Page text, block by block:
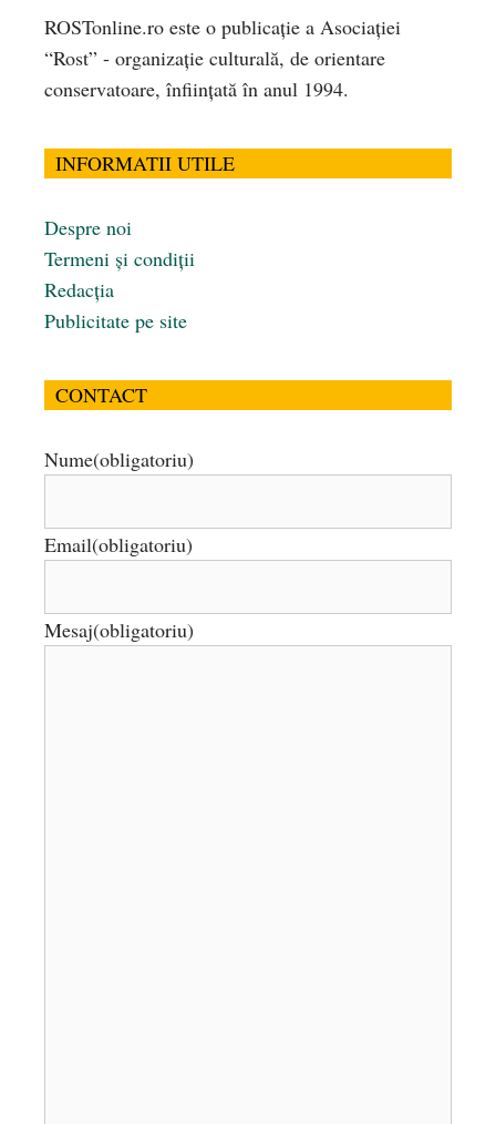
ROSTonline.ro este o publicaţie a Asociaţiei
“Rost” - organizaţie culturală, de orientare
conservatoare, înfiinţată în anul 1994.
INFORMATII UTILE
Despre noi
Termeni și condiții
Redacția
Publicitate pe site
CONTACT
Nume(obligatoriu)
Email(obligatoriu)
Mesaj(obligatoriu)